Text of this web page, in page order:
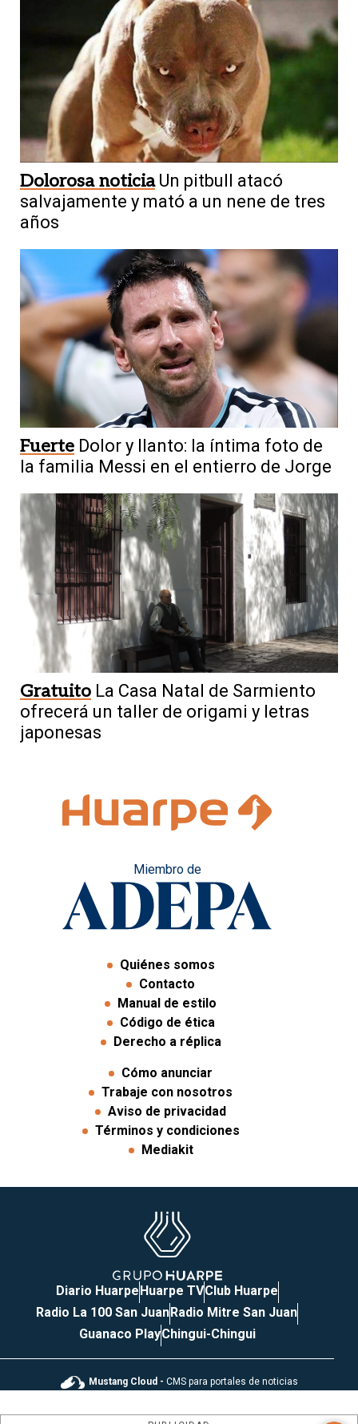
Dolorosa noticia Un pitbull atacó
salvajamente y mató a un nene de tres
años
Fuerte Dolor y llanto: la íntima foto de
la familia Messi en el entierro de Jorge
Gratuito La Casa Natal de Sarmiento
ofrecerá un taller de origami y letras
japonesas
Miembro de
Quiénes somos
Contacto
Manual de estilo
Código de ética
Derecho a réplica
Cómo anunciar
Trabaje con nosotros
Aviso de privacidad
Términos y condiciones
Mediakit
Diario HuarpeHuarpe TVClub Huarpe
Radio La 100 San JuanRadio Mitre San Juan
Guanaco PlayChingui-Chingui
Mustang Cloud - CMS para portales de noticias